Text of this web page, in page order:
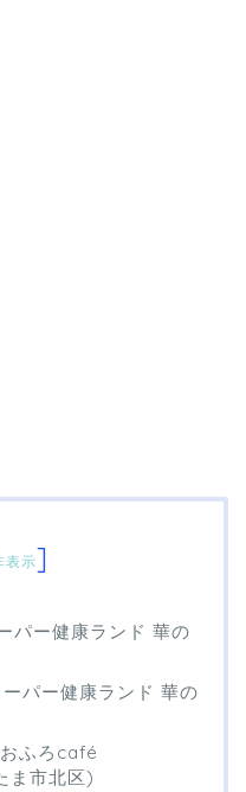
表示]
パー健康ランド 華の
パー健康ランド 華の
ふろcafé
ま市北区)